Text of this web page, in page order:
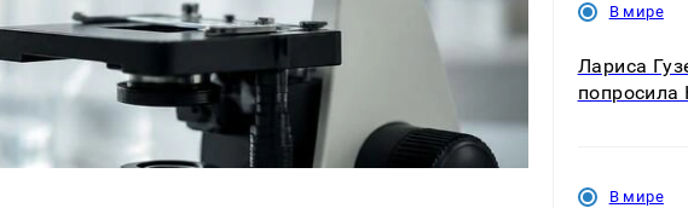
В мире
Лариса
В мире